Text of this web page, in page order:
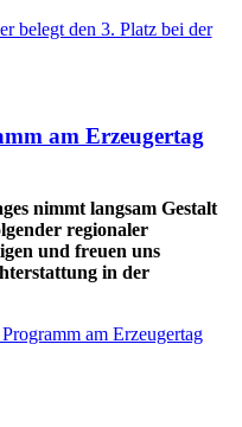
belegt den 3. Platz bei der
am Erzeugertag
nimmt langsam Gestalt
regionaler
und freuen uns
in der
am Erzeugertag